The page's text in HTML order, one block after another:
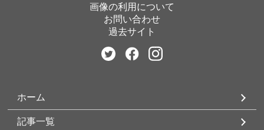
画像の利用について
お問い合わせ
過去サイト
ホーム
記事一覧